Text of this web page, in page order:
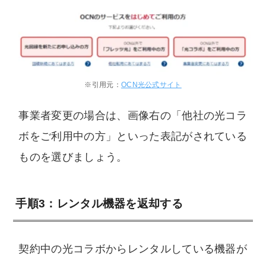
※引用元： OCN光公式サイト
事業者変更の場合は、画像右の「他社の光コラ
ボをご利用中の方」といった表記がされている
ものを選びましょう。
手順3：レンタル機器を返却する
契約中の光コラボからレンタルしている機器が